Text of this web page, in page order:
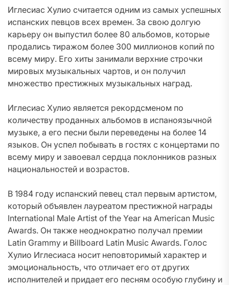
Иглесиас Хулио считается одним из самых успешных
испанских певцов всех времен. За свою долгую
карьеру он выпустил более 80 альбомов, которые
продались тиражом более 300 миллионов копий по
всему миру. Его хиты занимали верхние строчки
мировых музыкальных чартов, и он получил
множество престижных музыкальных наград.
Иглесиас Хулио является рекордсменом по
количеству проданных альбомов в испаноязычной
музыке, а его песни были переведены на более 14
языков. Он успел побывать в гостях с концертами по
всему миру и завоевал сердца поклонников разных
национальностей и возрастов.
В 1984 году испанский певец стал первым артистом,
который объявлен лауреатом престижной награды
International Male Artist of the Year на American Music
Awards. Он также неоднократно получал премии
Latin Grammy и Billboard Latin Music Awards. Голос
Хулио Иглесиаса носит неповторимый характер и
эмоциональность, что отличает его от других
исполнителей и придает его песням особую глубину и